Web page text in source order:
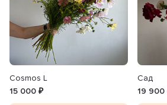
Сosmos L
15 000 ₽
Сад
19 900